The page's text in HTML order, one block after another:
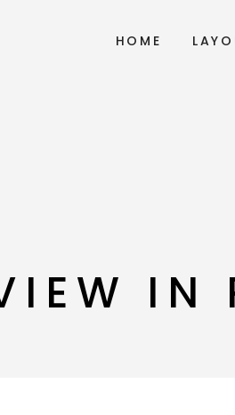
HOME
IN